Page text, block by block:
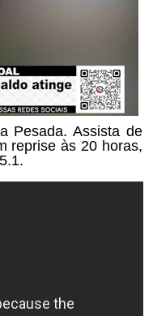
Pesada. Assista de
reprise às 20 horas,